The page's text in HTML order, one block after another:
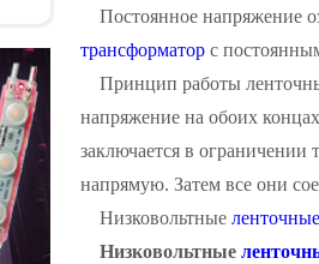
Постоянное напряжение
трансформатор с
Принцип работы
напряжение на обоих
заключается в
напрямую. Затем все они
Низковольтные
Низковольтные